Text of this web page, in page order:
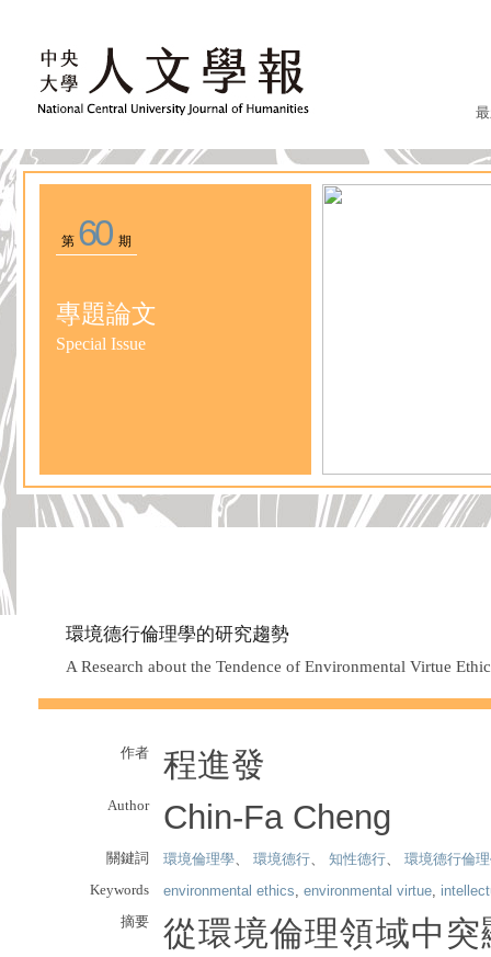
第 60期
專題論文
Special Issue
環境德行倫理學的研究趨勢
A Research about the Tendence of Environmental Virtue
作者 程進發
Author Chin-Fa Cheng
關鍵詞 環境倫理學、 環境德行、 知性德行、 環境德行倫
Keywords
environmental ethics, environmental virtue,
摘要
從環境倫理領域中